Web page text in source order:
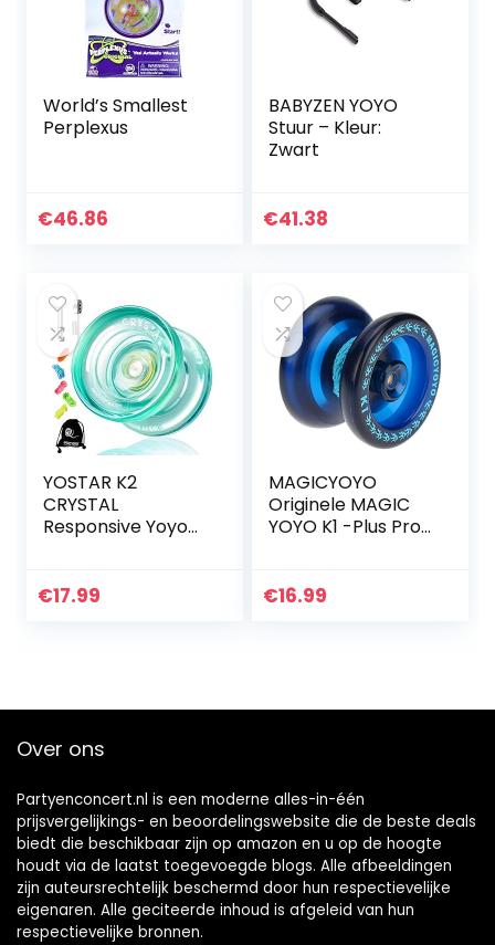
World’s Smallest
Perplexus
€46.86
BABYZEN YOYO
Stuur – Kleur:
Zwart
€41.38
YOSTAR K2
CRYSTAL
Responsive Yoyo
voor beginners,
€17.99
MAGICYOYO
Originele MAGIC
YOYO K1 -Plus Pro
Beginners Yoyos
€16.99
Over ons
Partyenconcert.nl is een moderne alles-in-één
prijsvergelijkings- en beoordelingswebsite die de beste deals
biedt die beschikbaar zijn op amazon en u op de hoogte
houdt via de laatst toegevoegde blogs. Alle afbeeldingen
zijn auteursrechtelijk beschermd door hun respectievelijke
eigenaren. Alle geciteerde inhoud is afgeleid van hun
respectievelijke bronnen.